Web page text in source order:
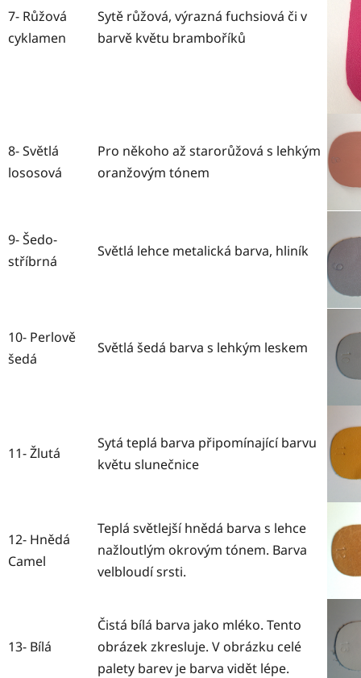
7- Růžová
cyklamen
Sytě růžová, výrazná fuchsiová či v
barvě květu bramboříků
8- Světlá
lososová
Pro někoho až starorůžová s lehkým
oranžovým tónem
9- Šedo-
stříbrná
Světlá lehce metalická barva, hliník
10- Perlově
šedá
Světlá šedá barva s lehkým leskem
11- Žlutá
Sytá teplá barva připomínající barvu
květu slunečnice
12- Hnědá
Camel
Teplá světlejší hnědá barva s lehce
nažloutlým okrovým tónem. Barva
velbloudí srsti.
13- Bílá
Čistá bílá barva jako mléko. Tento
obrázek zkresluje. V obrázku celé
palety barev je barva vidět lépe.